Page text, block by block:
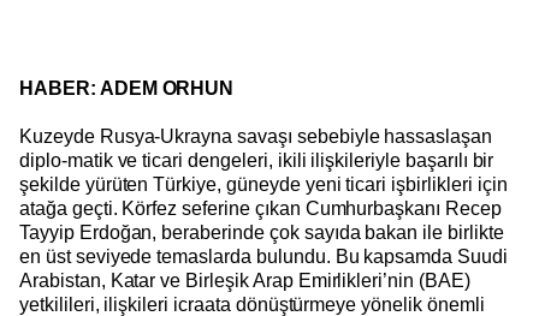
HABER: ADEM ORHUN
Kuzeyde Rusya-Ukrayna savaşı sebebiyle hassaslaşan
diplo-matik ve ticari dengeleri, ikili ilişkileriyle başarılı bir
şekilde yürüten Türkiye, güneyde yeni ticari işbirlikleri için
atağa geçti. Körfez seferine çıkan Cumhurbaşkanı Recep
Tayyip Erdoğan, beraberinde çok sayıda bakan ile birlikte
en üst seviyede temaslarda bulundu. Bu kapsamda Suudi
Arabistan, Katar ve Birleşik Arap Emirlikleri’nin (BAE)
yetkilileri, ilişkileri icraata dönüştürmeye yönelik önemli